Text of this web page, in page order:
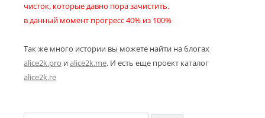
чисток, которые давно пора зачистить.
в данный момент прогресс 40% из 100%
Так же много истории вы можете найти на блогах
alice2k.pro иalice2k.me. И есть еще проект каталог
alice2k.re